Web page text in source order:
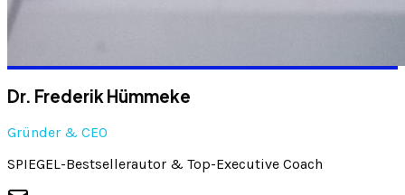
Dr. Frederik Hümmeke
Gründer & CEO
SPIEGEL-Bestsellerautor & Top-Executive Coach